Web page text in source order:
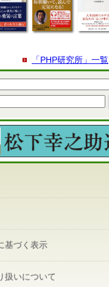
「PHP研究所」一覧
基づく表示
扱いについて